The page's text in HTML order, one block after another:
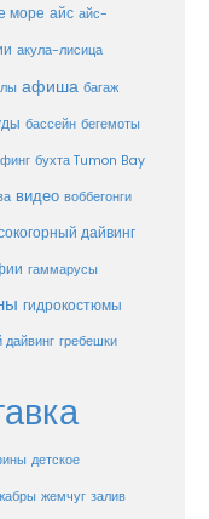
море айс айс-
акула-лисица
афиша багаж
бассейн бегемоты
бухта Tumon Bay
видео воббегонги
дайвинг
гаммарусы
гидрокостюмы
дайвинг гребешки
детское
жемчуг залив